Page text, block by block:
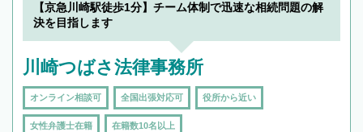
【京急川崎駅徒歩1分】チーム体制で迅速な相続問題の解
決を目指します
川崎つばさ法律事務所
オンライン相談可 全国出張対応可 役所から近い
女性弁護士在籍 在籍数10名以上